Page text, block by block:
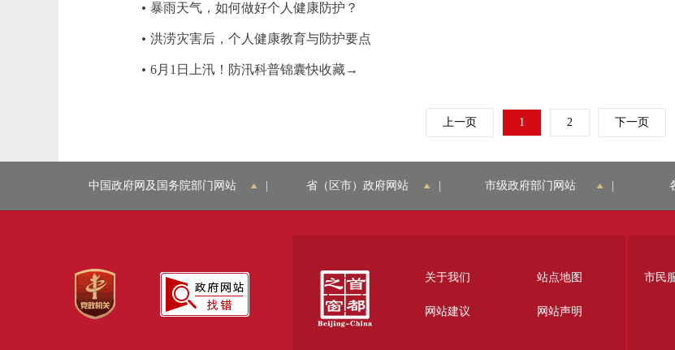
暴雨天气，如何做好个人健康防护？
洪涝灾害后，个人健康教育与防护要点
6月1日上汛！防汛科普锦囊快收藏→
上一页 1 2 下一页
中国政府网及国务院部门网站 省（区市）政府网站 市级政府部门网站
关于我们 站点地图
网站建议 网站声明
市民